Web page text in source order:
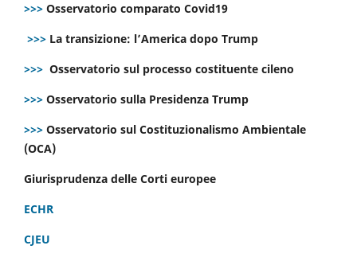
>>> Osservatorio comparato Covid19
>>> La transizione: l’America dopo Trump
>>> Osservatorio sul processo costituente cileno
>>> Osservatorio sulla Presidenza Trump
>>> Osservatorio sul Costituzionalismo Ambientale
(OCA)
Giurisprudenza delle Corti europee
ECHR
CJEU